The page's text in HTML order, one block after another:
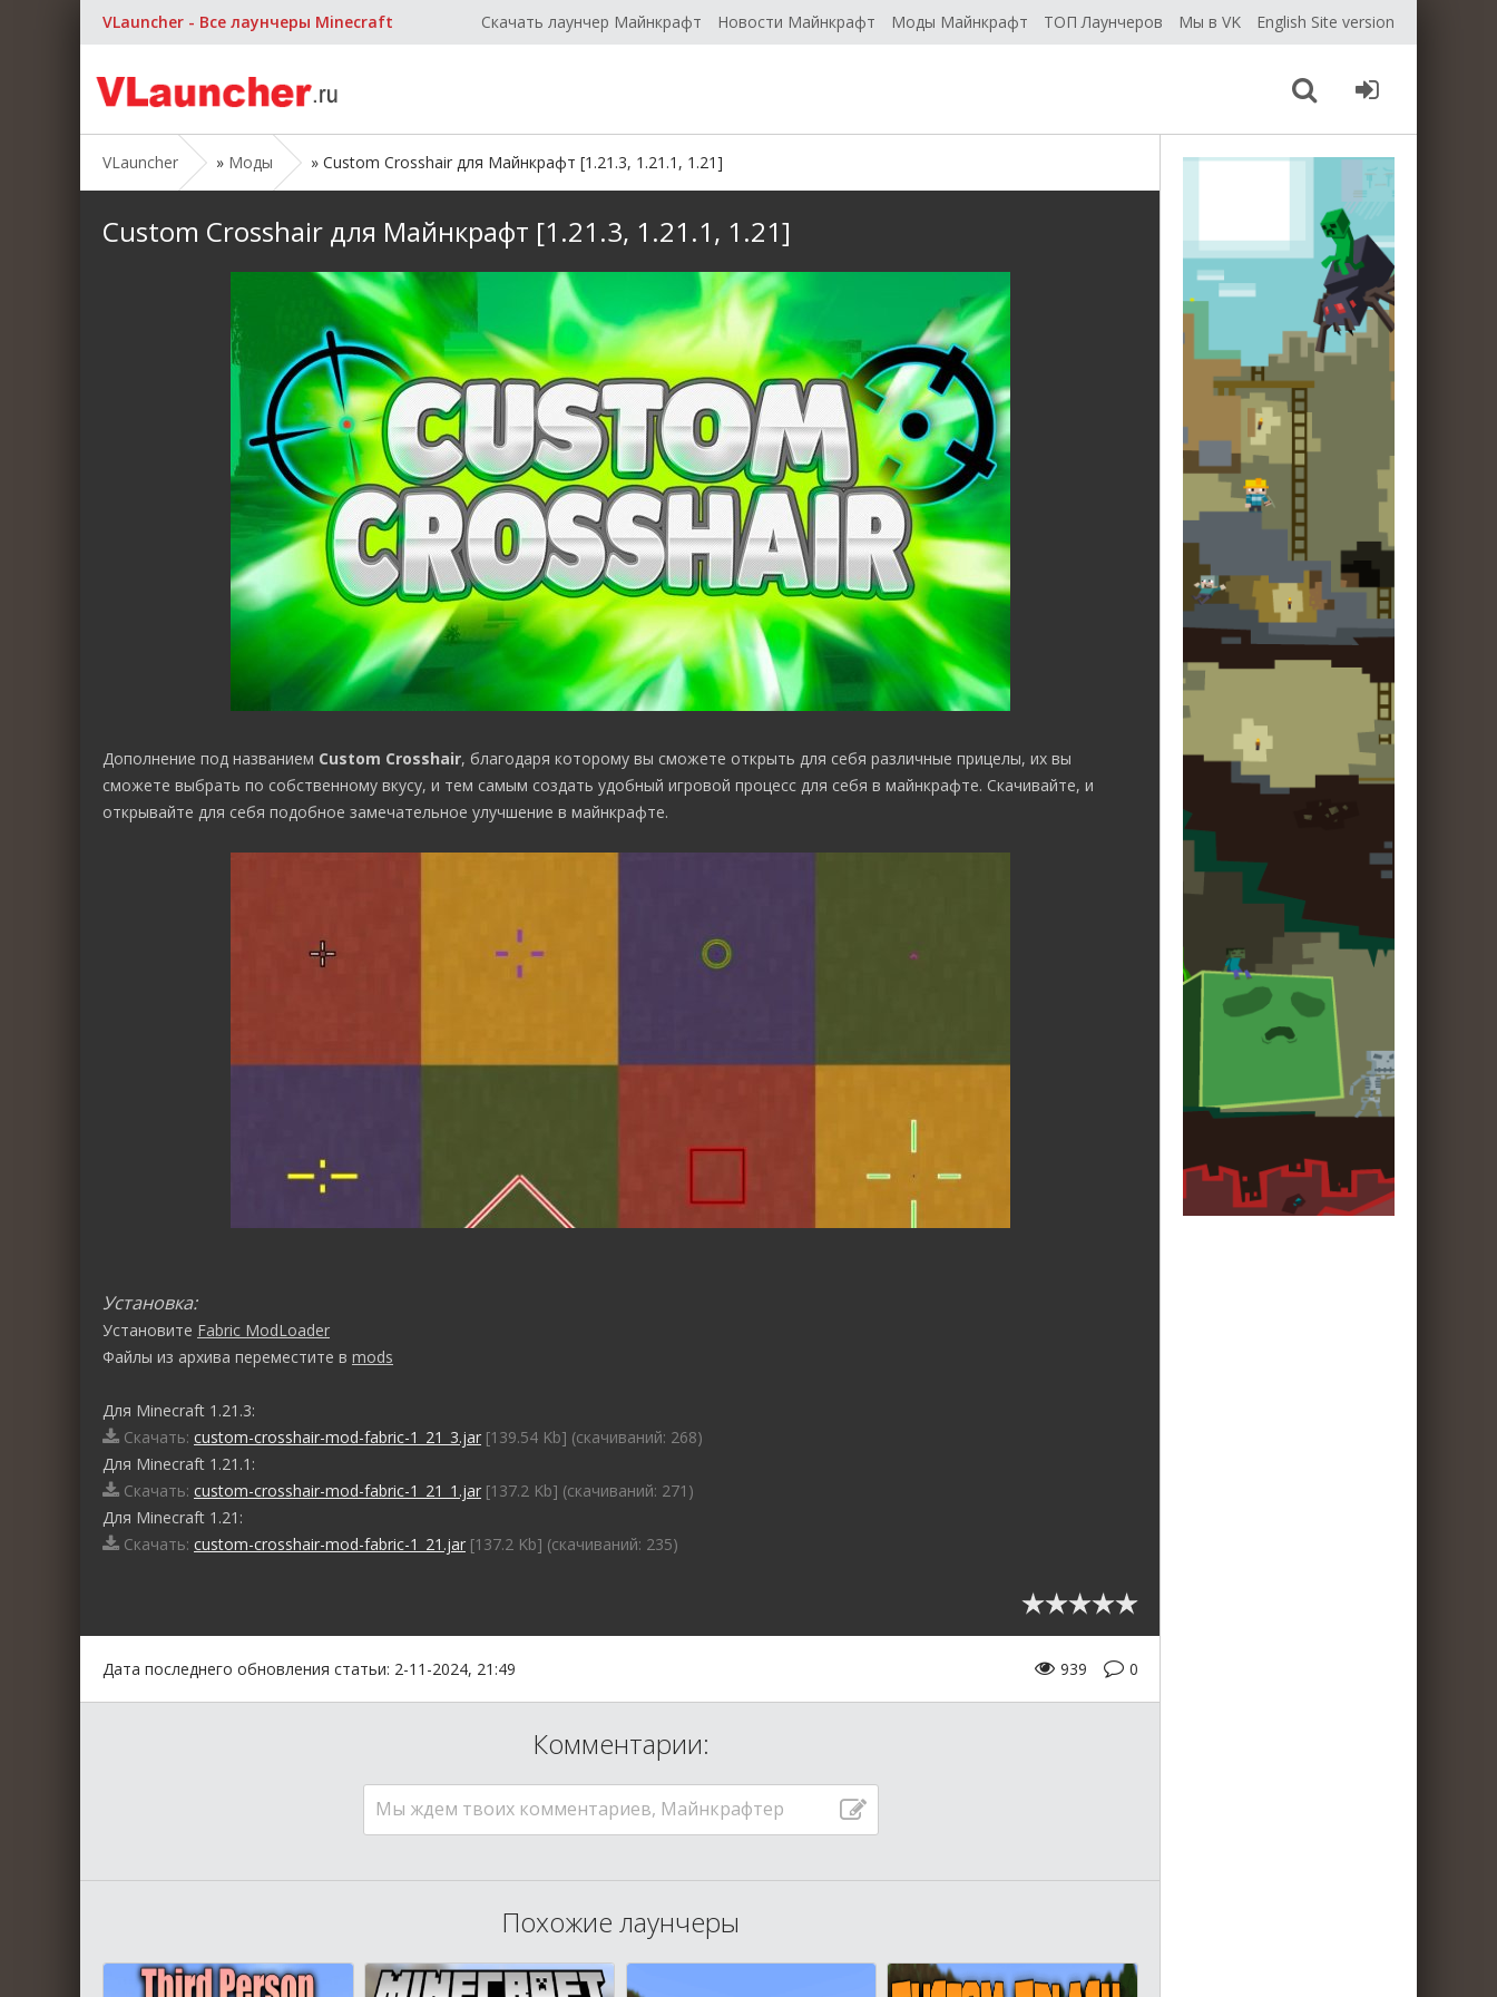
VLauncher - Все лаунчеры Minecraft Скачать лаунчер Майнкрафт Новости Майнкрафт Моды Майнкрафт ТОП Лаунчеров Мы в VK English Site version
VLauncher » Моды » Custom Crosshair для Майнкрафт [1.21.3, 1.21.1, 1.21]
Custom Crosshair для Майнкрафт [1.21.3, 1.21.1, 1.21]
Дополнение под названием Custom Crosshair, благодаря которому вы сможете открыть для себя различные прицелы, их вы
сможете выбрать по собственному вкусу, и тем самым создать удобный игровой процесс для себя в майнкрафте. Скачивайте, и
открывайте для себя подобное замечательное улучшение в майнкрафте.
Установка:
Установите Fabric ModLoader
Файлы из архива переместите в mods
Для Minecraft 1.21.3:
Скачать: custom-crosshair-mod-fabric-1_21_3.jar [139.54 Kb] (cкачиваний: 268)
Для Minecraft 1.21.1:
Скачать: custom-crosshair-mod-fabric-1_21_1.jar [137.2 Kb] (cкачиваний: 271)
Для Minecraft 1.21:
Скачать: custom-crosshair-mod-fabric-1_21.jar [137.2 Kb] (cкачиваний: 235)
Дата последнего обновления статьи: 2-11-2024, 21:49 0
939
Комментарии:
Мы ждем твоих комментариев, Майнкрафтер
Похожие лаунчеры